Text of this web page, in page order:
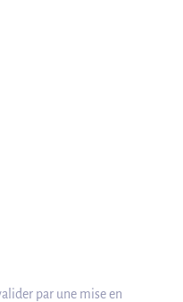
par une mise en